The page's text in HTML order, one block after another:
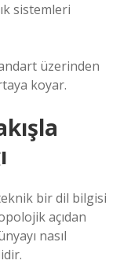
sistemleri
üzerinden
koyar.
teknik bir dil bilgisi
açıdan
nasıl